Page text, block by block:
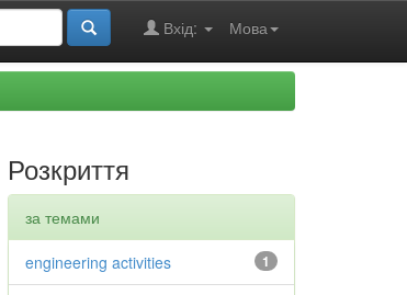
Мова
Вхід:
Розкриття
за темами
1
engineering activities